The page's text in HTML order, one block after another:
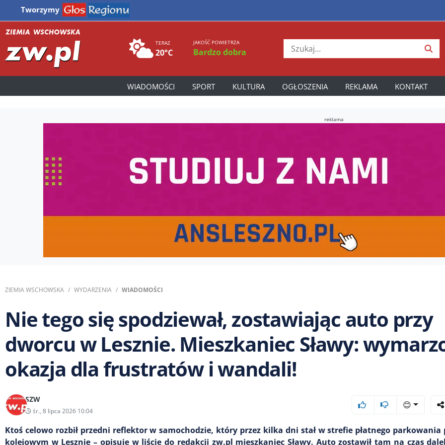
Tworzymy
TERAZ
20°C
JAKOŚĆ POWIETRZA
Bardzo dobra
WIADOMOŚCI SPORT KULTURA OGŁOSZENIA REKLAMA KONTAKT
reklama
ZIEMIA WSCHOWSKA WYDARZENIA WIADOMOŚCI
Nie tego się spodziewał, zostawiając auto przy
dworcu w Lesznie. Mieszkaniec Sławy:
okazja dla frustratów i wandali!
SZW
śr., 8 lipca 2026 10:04
😊
Ktoś celowo rozbił przedni reflektor w samochodzie, który przez kilka dni stał w strefie płatnego parkowania
kolejowym w Lesznie – opisuje w liście do redakcji zw.pl mieszkaniec Sławy. Auto zostawił tam na czas